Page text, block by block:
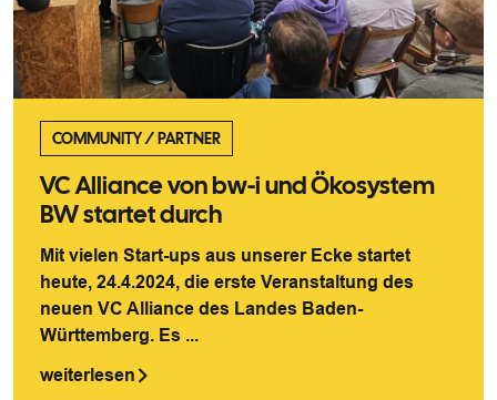
COMMUNITY/ PARTNER
VC Alliance von bw-i und Ökosystem
BW startet durch
Mit vielen Start-ups aus unserer Ecke startet
heute, 24.4.2024, die erste Veranstaltung des
neuen VC Alliance des Landes Baden-
Württemberg. Es ...
weiterlesen